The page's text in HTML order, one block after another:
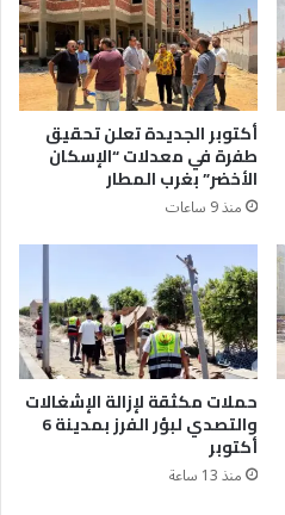
أكتوبر الجديدة تعلن تحقيق
طفرة في معدلات “الإسكان
الأخضر” بغرب المطار
منذ 9 ساعات
حملات مكثقة لإزالة الإشغالات
والتصدي لبؤر الفرز بمدينة 6
أكتوبر
منذ 13 ساعة